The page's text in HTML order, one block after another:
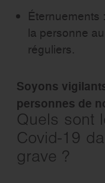
Éternuements
la personne
réguliers.
Soyons
personnes de
Quels sont
Covid-19
grave ?